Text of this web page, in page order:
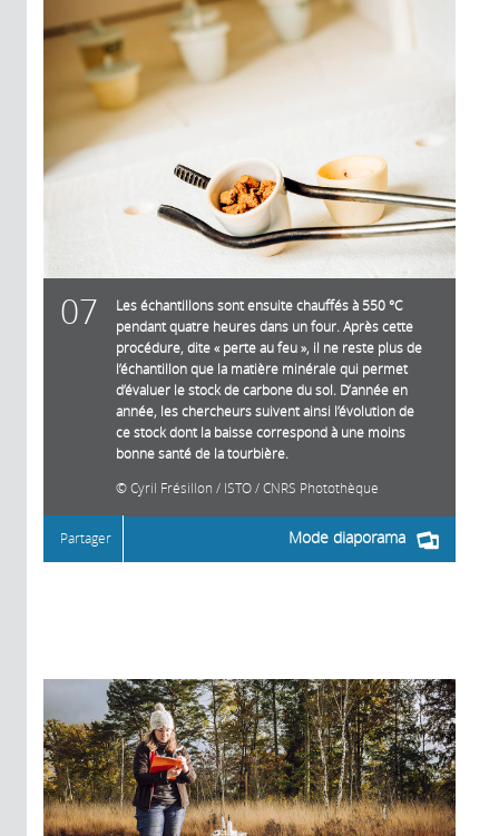
07
Les échantillons sont ensuite chauffés à 550 °C
pendant quatre heures dans un four. Après cette
procédure, dite « perte au feu », il ne reste plus de
l’échantillon que la matière minérale qui permet
d’évaluer le stock de carbone du sol. D’année en
année, les chercheurs suivent ainsi l’évolution de
ce stock dont la baisse correspond à une moins
bonne santé de la tourbière.
Cyril Frésillon / ISTO / CNRS Photothèque
Mode diaporama
Partager